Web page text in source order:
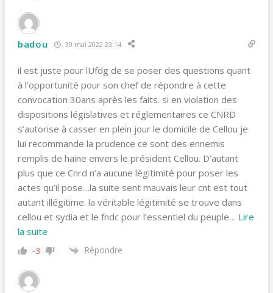
badou 30 mai 2022 23:14
il est juste pour lUfdg de se poser des questions quant
à l’opportunité pour son chef de répondre à cette
convocation 30ans après les faits. si en violation des
dispositions législatives et réglementaires ce CNRD
s’autorise à casser en plein jour le domicile de Cellou je
lui recommande la prudence ce sont des ennemis
remplis de haine envers le président Cellou. D’autant
plus que ce Cnrd n’a aucune légitimité pour poser les
actes qu’il pose…la suite sent mauvais leur cnt est tout
autant illégitime. la véritable légitimité se trouve dans
cellou et sydia et le fndc pour l’essentiel du peuple… Lire
la suite
-3 Répondre